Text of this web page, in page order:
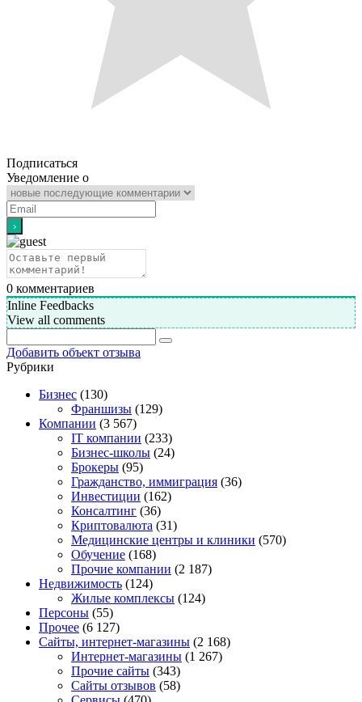
Подписаться
Уведомление о
0 комментариев
Inline Feedbacks
View all comments
Добавить объект отзыва
Рубрики
Бизнес (130)
Франшизы (129)
Компании (3 567)
IT компании (233)
Бизнес-школы (24)
Брокеры (95)
Гражданство, иммиграция (36)
Инвестиции (162)
Консалтинг (36)
Криптовалюта (31)
Медицинские центры и клиники (570)
Обучение (168)
Прочие компании (2 187)
Недвижимость (124)
Жилые комплексы (124)
Персоны (55)
Прочее (6 127)
Сайты, интернет-магазины (2 168)
Интернет-магазины (1 267)
Прочие сайты (343)
Сайты отзывов (58)